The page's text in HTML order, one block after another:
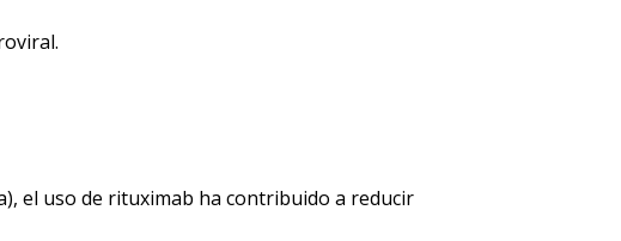
el uso de rituximab ha contribuido a reducir